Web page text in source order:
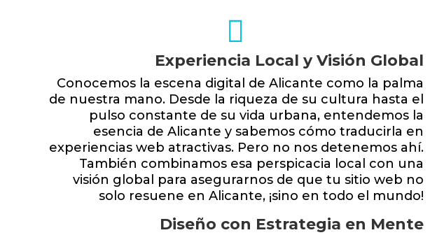

Experiencia Local y Visión Global
Conocemos la escena digital de Alicante como la palma
de nuestra mano. Desde la riqueza de su cultura hasta el
pulso constante de su vida urbana, entendemos la
esencia de Alicante y sabemos cómo traducirla en
experiencias web atractivas. Pero no nos detenemos ahí.
También combinamos esa perspicacia local con una
visión global para asegurarnos de que tu sitio web no
solo resuene en Alicante, ¡sino en todo el mundo!
Diseño con Estrategia en Mente